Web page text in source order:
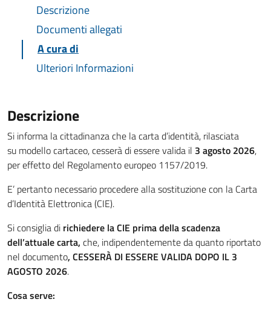
Descrizione
Documenti allegati
A cura di
Ulteriori Informazioni
Descrizione
Si informa la cittadinanza che la carta d’identità, rilasciata
su modello cartaceo, cesserà di essere valida il 3 agosto 2026,
per effetto del Regolamento europeo 1157/2019.
E’ pertanto necessario procedere alla sostituzione con la Carta
d’Identità Elettronica (CIE).
Si consiglia di richiedere la CIE prima della scadenza
dell’attuale carta, che, indipendentemente da quanto riportato
nel documento, CESSERÀ DI ESSERE VALIDA DOPO IL 3
AGOSTO 2026.
Cosa serve: